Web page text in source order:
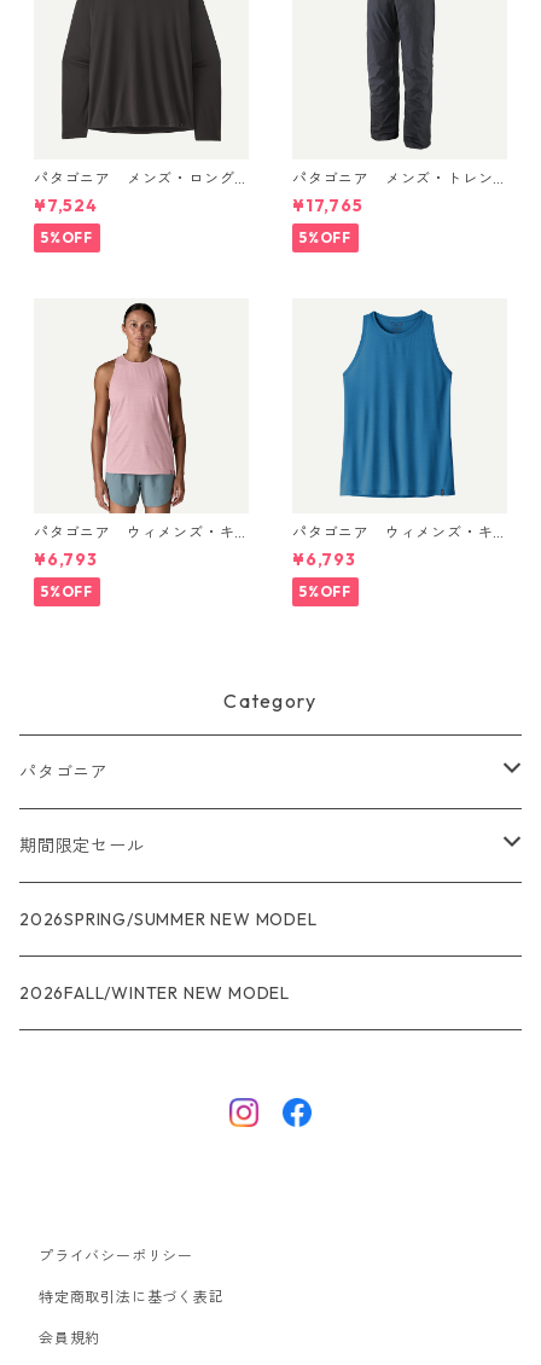
パタゴニア メンズ・ロング
スリーブ・キャプリーン・ク
ール・デイリー・シャツ Black
45181 日本正規品
¥7,524
5%OFF
パタゴニア メンズ・トレン
トシェル 3L・レイン・パンツ
（ショート） (カラー Black)
Patagonia Men's Torrentshe
ll 3L Rain Pants - Short 日本
¥17,765
5%OFF
パタゴニア ウィメンズ・キ
ャプリーン・クール・ウルト
ラ・タンク Light Violet - Qu
iet Violet X-Dye 44740 日本
正規品
¥6,793
5%OFF
パタゴニア ウィメンズ・キ
ャプリーン・クール・ウルト
ラ・タンク Aquatic Blue - Li
ght Aquatic Blue X-Dye 447
40 日本正規品
¥6,793
5%OFF
Category
パタゴニア
メンズ
R1
ウィメンズ
R1
ジャケット・アウター
スウェットシャツ・フーディ
ボードショーツ
期間限定セール
★★★
レインウェアー
2026SPRING/SUMMER NEW MODEL
2026FALL/WINTER NEW MODEL
プライバシーポリシー
特定商取引法に基づく表記
会員規約